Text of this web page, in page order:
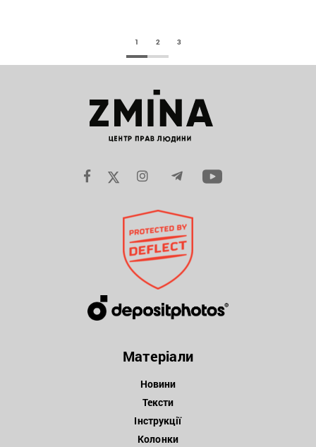
1 2 3
Матеріали
Новини
Тексти
Інструкції
Колонки